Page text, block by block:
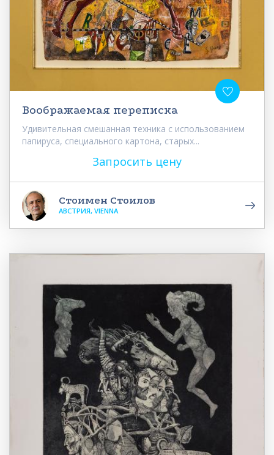
Воображаемая переписка
Удивительная смешанная техника с использованием
папируса, специального картона, старых...
Запросить цену
Стоимен Стоилов
АВСТРИЯ, VIENNA